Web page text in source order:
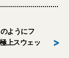
ようにフ
上スウェッ
>